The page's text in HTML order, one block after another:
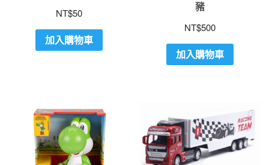
NT$50
加入購物車
豬
NT$500
加入購物車